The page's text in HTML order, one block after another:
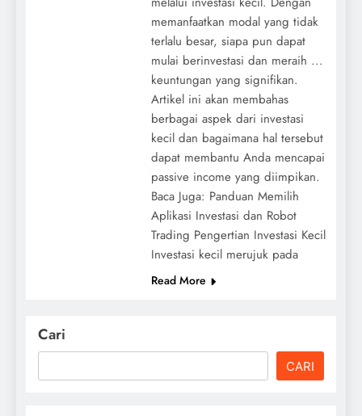
memanfaatkan modal yang tidak
terlalu besar, siapa pun dapat
mulai berinvestasi dan meraih ...
keuntungan yang signifikan.
Artikel ini akan membahas
berbagai aspek dari investasi
kecil dan bagaimana hal tersebut
dapat membantu Anda mencapai
passive income yang diimpikan.
Baca Juga: Panduan Memilih
Aplikasi Investasi dan Robot
Trading Pengertian Investasi Kecil
Investasi kecil merujuk pada
Read More
Cari
CARI